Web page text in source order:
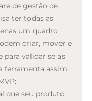
de gestão de
ter todas as
um quadro
criar, mover e
para validar se as
ferramenta assim.
que seu produto